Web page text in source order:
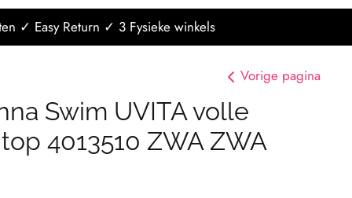
✓ Easy Return ✓ 3 Fysieke winkels
Vorige pagina
Swim UVITA volle
4013510 ZWA ZWA